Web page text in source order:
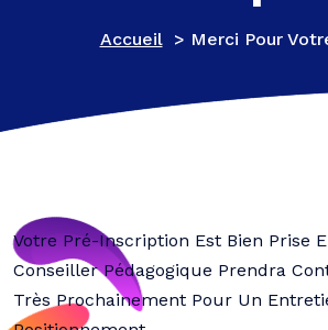
Accueil> Merci Pour
Votre Pré-Inscription Est Bien Prise
Conseiller Pédagogique Prendra
Très Prochainement Pour Un